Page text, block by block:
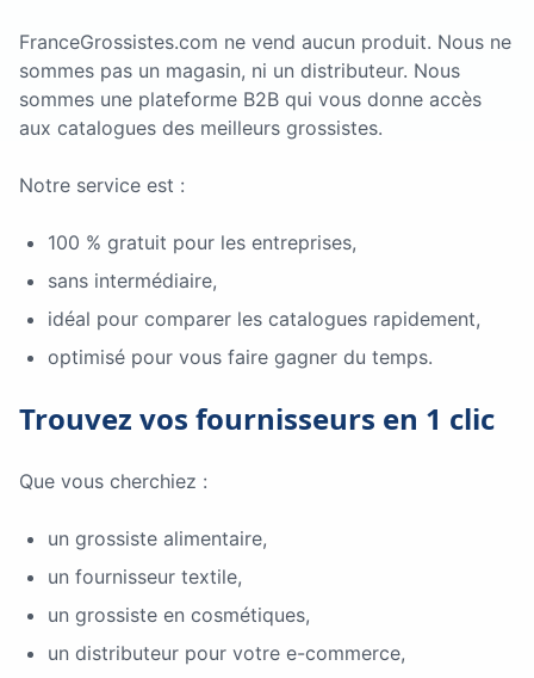
FranceGrossistes.com ne vend aucun produit. Nous ne
sommes pas un magasin, ni un distributeur. Nous
sommes une plateforme B2B qui vous donne accès
aux catalogues des meilleurs grossistes.
Notre service est :
100 % gratuit pour les entreprises,
sans intermédiaire,
idéal pour comparer les catalogues rapidement,
optimisé pour vous faire gagner du temps.
Trouvez vos fournisseurs en 1 clic
Que vous cherchiez :
un grossiste alimentaire,
un fournisseur textile,
un grossiste en cosmétiques,
un distributeur pour votre e-commerce,